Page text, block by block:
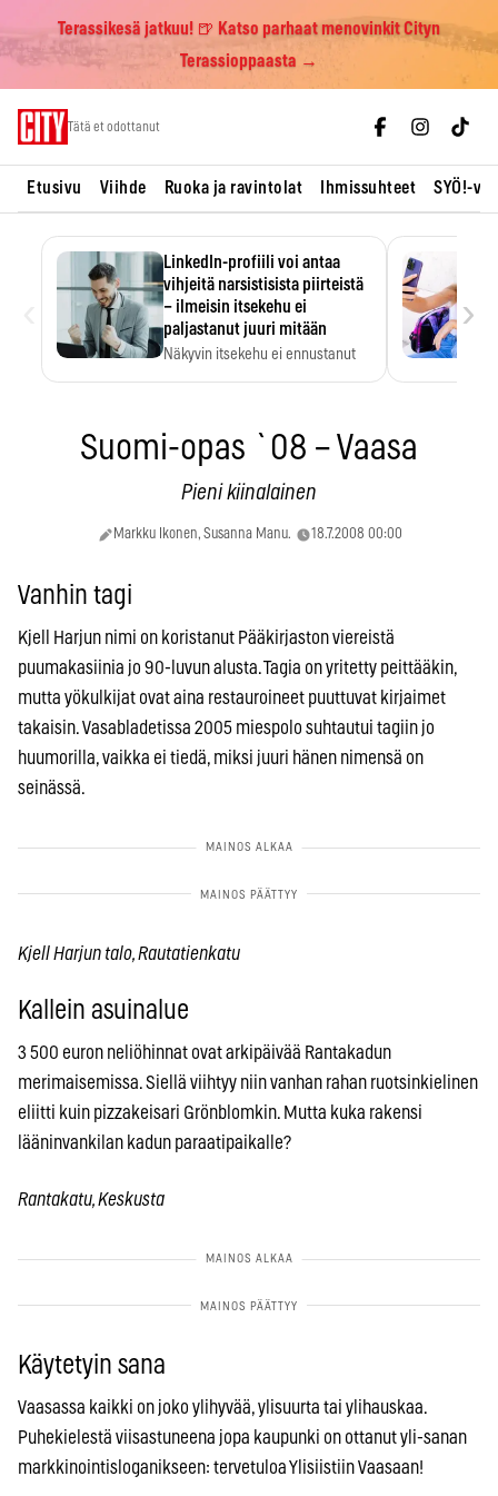
Terassikesä jatkuu! 🍺 Katso parhaat menovinkit Cityn
Terassioppaasta →
Tätä et odottanut
Etusivu Viihde Ruoka ja ravintolat Ihmissuhteet SYÖ!-
LinkedIn-profiili voi antaa
vihjeitä narsistisista piirteistä
– ilmeisin itsekehu ei
paljastanut juuri mitään
Näkyvin itsekehu ei ennustanut
›
Suomi-opas `08 – Vaasa
Pieni kiinalainen
Markku Ikonen, Susanna Manu. 18.7.2008 00:00
Vanhin tagi
Kjell Harjun nimi on koristanut Pääkirjaston viereistä
puumakasiinia jo 90-luvun alusta. Tagia on yritetty peittääkin,
mutta yökulkijat ovat aina restauroineet puuttuvat kirjaimet
takaisin. Vasabladetissa 2005 miespolo suhtautui tagiin jo
huumorilla, vaikka ei tiedä, miksi juuri hänen nimensä on
seinässä.
Kjell Harjun talo, Rautatienkatu
Kallein asuinalue
3 500 euron neliöhinnat ovat arkipäivää Rantakadun
merimaisemissa. Siellä viihtyy niin vanhan rahan ruotsinkielinen
eliitti kuin pizzakeisari Grönblomkin. Mutta kuka rakensi
lääninvankilan kadun paraatipaikalle?
Rantakatu, Keskusta
Käytetyin sana
Vaasassa kaikki on joko ylihyvää, ylisuurta tai ylihauskaa.
Puhekielestä viisastuneena jopa kaupunki on ottanut yli-sanan
markkinointisloganikseen: tervetuloa Ylisiistiin Vaasaan!